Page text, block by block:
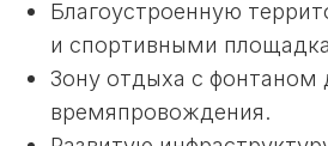
поселке, окруженном природой и с
инфраструктурой?
Оставьте заявку на нашем сайте или
свяжитесь с нами по телефону и мы
вам осуществить вашу мечту! Мы